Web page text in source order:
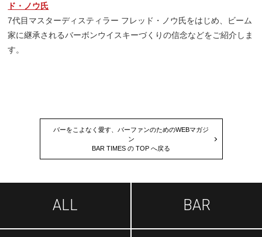
ド・ノウ氏
7代目マスターディスティラー フレッド・ノウ氏をはじめ、ビーム
家に継承されるバーボンウイスキーづくりの信念などをご紹介しま
す。
バーをこよなく愛す、バーファンのためのWEBマガジ
ン
BAR TIMES の TOP へ戻る
ALL BAR